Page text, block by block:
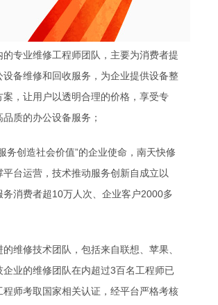
的专业维修工程师团队，主要为消费者提
设备维修和回收服务，为企业提供设备整
案，让用户以透明合理的价格，享受专
质的办公设备服务；
务创造社会价值”的企业使命，南天快修
平台运营，技术推动服务创新自成立以
务消费者超10万人次、企业客户2000多
维修技术团队，包括来自联想、苹果、
企业的维修团队在内超过3百名工程师已
程师考取国家相关认证，经平台严格考核